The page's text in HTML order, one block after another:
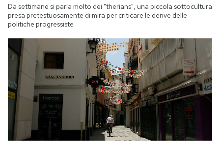
Da settimane si parla molto dei "therians", una piccola sottocultura
presa pretestuosamente di mira per criticare le derive delle
politiche progressiste